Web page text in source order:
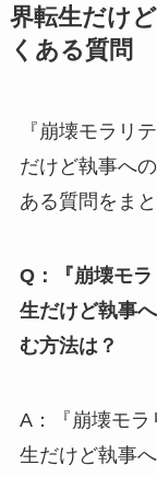
界転生だけ
くある質問
『崩壊モラリ
だけど執事へ
ある質問をまと
Q：『崩壊モ
生だけど執事
む方法は？
A：『崩壊モラ
生だけど執事